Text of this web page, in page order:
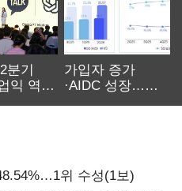
분기
익 역대
가입자 증가
·AIDC 성장…
위 수성(1보)